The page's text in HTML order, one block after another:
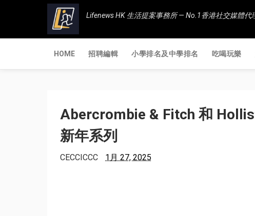
Lifenews HK 生活提案事務所 — No.1香港社交媒體代
HOME 招聘編輯 小學排名及中學排名 吃喝玩樂
Abercrombie & Fitch 和
新年系列
CECCICCC 1月 27, 2025